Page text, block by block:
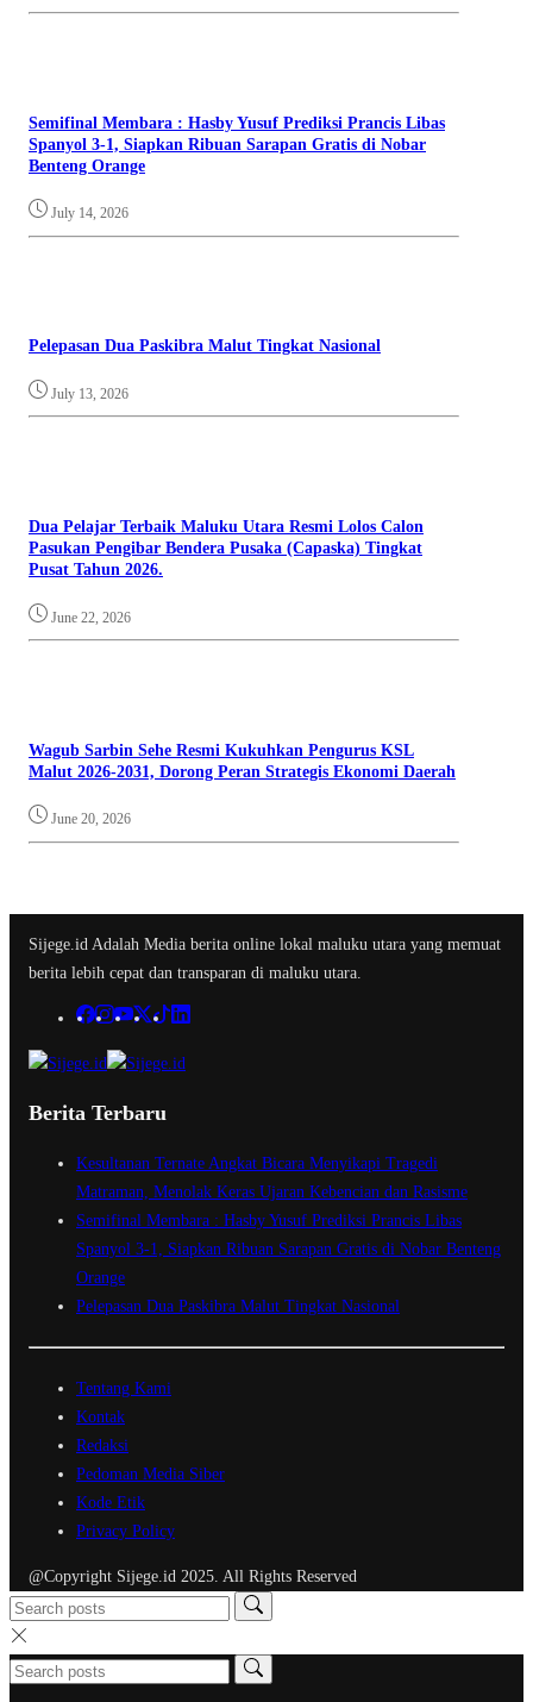
Semifinal Membara : Hasby Yusuf Prediksi Prancis Libas
Spanyol 3-1, Siapkan Ribuan Sarapan Gratis di Nobar
Benteng Orange
July 14, 2026
Pelepasan Dua Paskibra Malut Tingkat Nasional
July 13, 2026
Dua Pelajar Terbaik Maluku Utara Resmi Lolos Calon
Pasukan Pengibar Bendera Pusaka (Capaska) Tingkat
Pusat Tahun 2026.
June 22, 2026
Wagub Sarbin Sehe Resmi Kukuhkan Pengurus KSL
Malut 2026-2031, Dorong Peran Strategis Ekonomi Daerah
June 20, 2026
Sijege.id Adalah Media berita online lokal maluku utara yang memuat
berita lebih cepat dan transparan di maluku utara.
Berita Terbaru
Kesultanan Ternate Angkat Bicara Menyikapi Tragedi
Matraman, Menolak Keras Ujaran Kebencian dan Rasisme
Semifinal Membara : Hasby Yusuf Prediksi Prancis Libas
Spanyol 3-1, Siapkan Ribuan Sarapan Gratis di Nobar Benteng
Orange
Pelepasan Dua Paskibra Malut Tingkat Nasional
Tentang Kami
Kontak
Redaksi
Pedoman Media Siber
Kode Etik
Privacy Policy
@Copyright Sijege.id 2025. All Rights Reserved